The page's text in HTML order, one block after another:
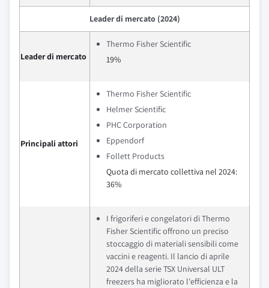
Leader di mercato (2024)
Leader di mercato
Thermo Fisher Scientific
19%
Principali attori
Thermo Fisher Scientific
Helmer Scientific
PHC Corporation
Eppendorf
Follett Products
Quota di mercato collettiva nel 2024:
36%
I frigoriferi e congelatori di Thermo
Fisher Scientific offrono un preciso
stoccaggio di materiali sensibili come
vaccini e reagenti. Il lancio di aprile
2024 della serie TSX Universal ULT
freezers ha migliorato l'efficienza e la